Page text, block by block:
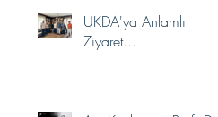
UKDA'ya Anlamlı
Ziyaret...